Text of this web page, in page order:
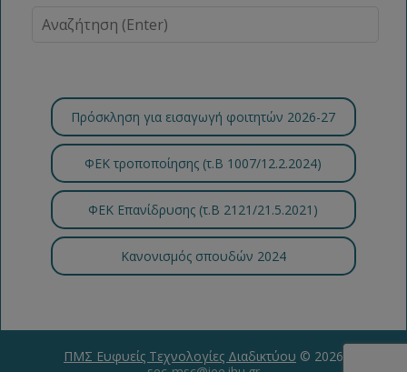
Πρόσκληση για εισαγωγή φοιτητών 2026-27
ΦΕΚ τροποποίησης (τ.B 1007/12.2.2024)
ΦΕΚ Επανίδρυσης (τ.Β 2121/21.5.2021)
Κανονισμός σπουδών 2024
ΠΜΣ Ευφυείς Τεχνολογίες Διαδικτύου © 2026